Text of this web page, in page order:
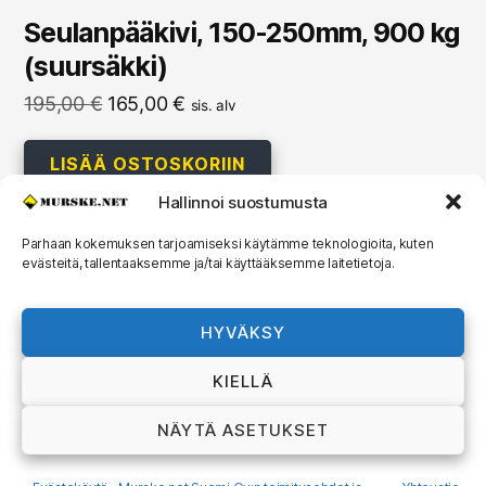
Hallinnoi suostumusta
Parhaan kokemuksen tarjoamiseksi käytämme teknologioita, kuten
evästeitä, tallentaaksemme ja/tai käyttääksemme laitetietoja.
HYVÄKSY
KIELLÄ
NÄYTÄ ASETUKSET
Seulanpääkivi, 150-250mm, 900 kg
(suursäkki)
195,00€ Alkuperäinen
oli:
165,00€Nykyinen
on:
sis. alv
LISÄÄ OSTOSKORIIN
Murske.net Suomi Oy:n toimitusehdot ja